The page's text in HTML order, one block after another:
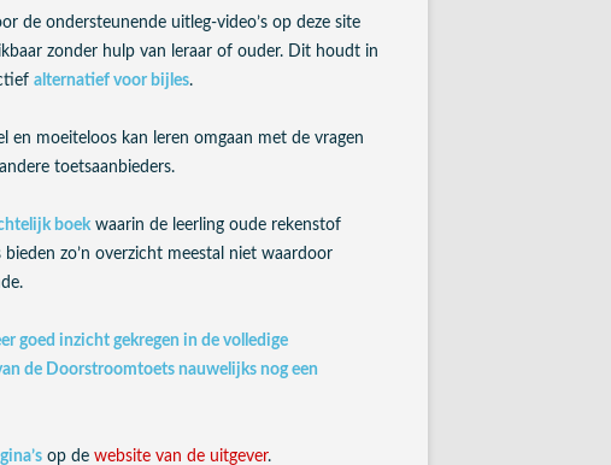
de ondersteunende uitleg-video’s op deze site
zonder hulp van leraar of ouder. Dit houdt in
alternatief voor bijles.
en moeiteloos kan leren omgaan met de vragen
toetsaanbieders.
boekwaarin de leerling oude rekenstof
zo’n overzicht meestal niet waardoor
goed inzicht gekregen in de volledige
de Doorstroomtoets nauwelijks nog een
op de website van de uitgever.